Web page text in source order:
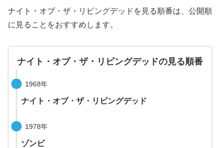
ナイト・オブ・ザ・リビングデッドを見る順番は、公開順
に見ることをおすすめします。
ナイト・オブ・ザ・リビングデッドの見る順番
1968年
ナイト・オブ・ザ・リビングデッド
1978年
ゾンビ